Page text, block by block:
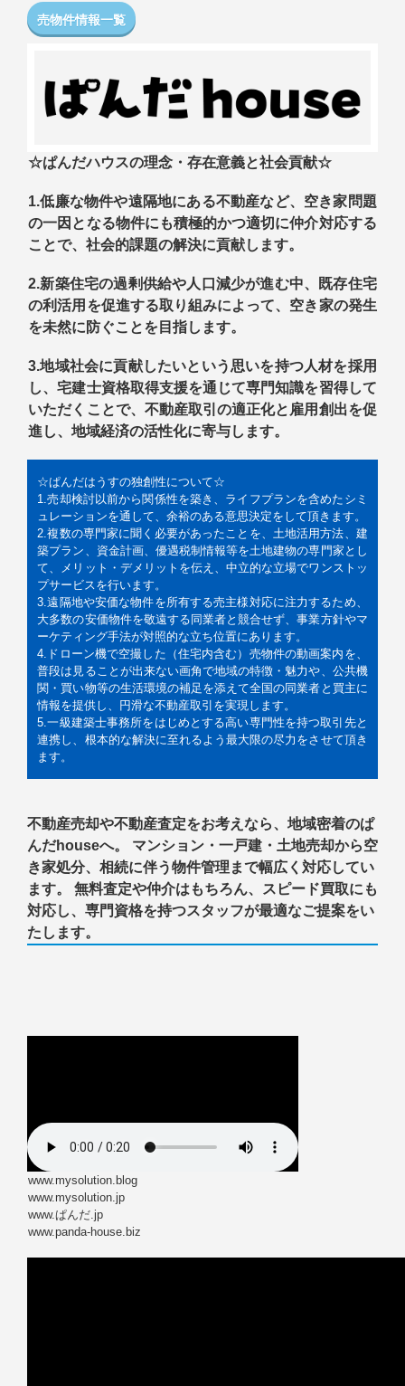
売物件情報一覧
☆ぱんだハウスの理念・存在意義と社会貢献☆
1.低廉な物件や遠隔地にある不動産など、空き家問題
の一因となる物件にも積極的かつ適切に仲介対応する
ことで、社会的課題の解決に貢献します。
2.新築住宅の過剰供給や人口減少が進む中、既存住宅
の利活用を促進する取り組みによって、空き家の発生
を未然に防ぐことを目指します。
3.地域社会に貢献したいという思いを持つ人材を採用
し、宅建士資格取得支援を通じて専門知識を習得して
いただくことで、不動産取引の適正化と雇用創出を促
進し、地域経済の活性化に寄与します。
☆ぱんだはうすの独創性について☆
1.売却検討以前から関係性を築き、ライフプランを含めたシミ
ュレーションを通して、余裕のある意思決定をして頂きます。
2.複数の専門家に聞く必要があったことを、土地活用方法、建
築プラン、資金計画、優遇税制情報等を土地建物の専門家とし
て、メリット・デメリットを伝え、中立的な立場でワンストッ
プサービスを行います。
3.遠隔地や安価な物件を所有する売主様対応に注力するため、
大多数の安価物件を敬遠する同業者と競合せず、事業方針やマ
ーケティング手法が対照的な立ち位置にあります。
4.ドローン機で空撮した（住宅内含む）売物件の動画案内を、
普段は見ることが出来ない画角で地域の特徴・魅力や、公共機
関・買い物等の生活環境の補足を添えて全国の同業者と買主に
情報を提供し、円滑な不動産取引を実現します。
5.一級建築士事務所をはじめとする高い専門性を持つ取引先と
連携し、根本的な解決に至れるよう最大限の尽力をさせて頂き
ます。
不動産売却や不動産査定をお考えなら、地域密着のぱ
んだhouseへ。 マンション・一戸建・土地売却から空
き家処分、相続に伴う物件管理まで幅広く対応してい
ます。 無料査定や仲介はもちろん、スピード買取にも
対応し、専門資格を持つスタッフが最適なご提案をい
たします。
www.mysolution.blog
www.mysolution.jp
www.ぱんだ.jp
www.panda-house.biz